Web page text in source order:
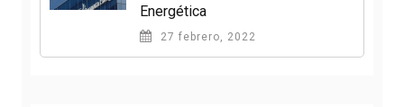
Energética
27 febrero, 2022